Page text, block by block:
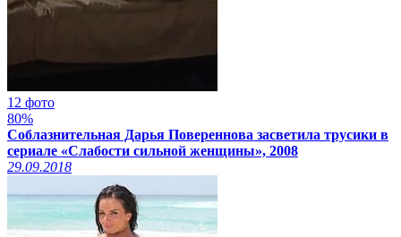
12 фото
80%
Соблазнительная Дарья Повереннова засветила трусики в
сериале «Слабости сильной женщины», 2008
29.09.2018